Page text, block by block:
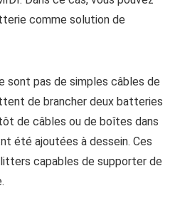
comme solution de
sont pas de simples câbles de
de brancher deux batteries
de câbles ou de boîtes dans
été ajoutées à dessein. Ces
capables de supporter de